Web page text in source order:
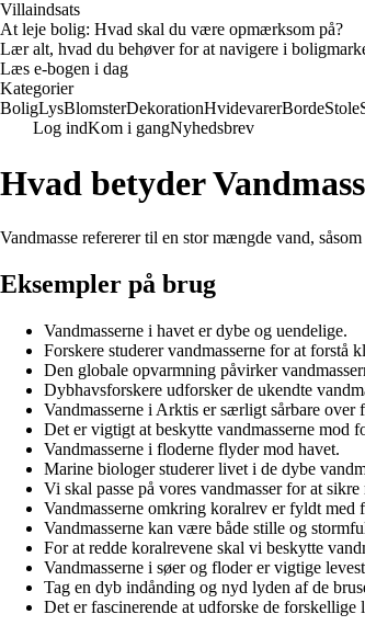
Villaindsats
At leje bolig: Hvad skal du være opmærksom på?
Lær alt, hvad du behøver for at navigere i
Læs e-bogen i dag
Kategorier
BoligLysBlomsterDekorationHvidevarerBordeStole
Log indKom i gangNyhedsbrev
Hvad betyder
Vandmasse refererer til en stor mængde vand,
Eksempler på brug
Vandmasserne i havet er dybe og uendelige.
Forskere studerer vandmasserne for at forstå
Den globale opvarmning påvirker
Dybhavsforskere udforsker de ukendte
Vandmasserne i Arktis er særligt sårbare over
Det er vigtigt at beskytte vandmasserne mod
Vandmasserne i floderne flyder mod havet.
Marine biologer studerer livet i de dybe
Vi skal passe på vores vandmasser for at
Vandmasserne omkring koralrev er fyldt med
Vandmasserne kan være både stille og
For at redde koralrevene skal vi beskytte
Vandmasserne i søer og floder er vigtige
Tag en dyb indånding og nyd lyden af de
Det er fascinerende at udforske de forskellige